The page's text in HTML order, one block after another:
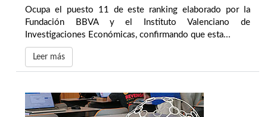
Ocupa el puesto 11 de este ranking elaborado por la
Fundación BBVA y el Instituto Valenciano de
Investigaciones Económicas, confirmando que esta...
Leer más